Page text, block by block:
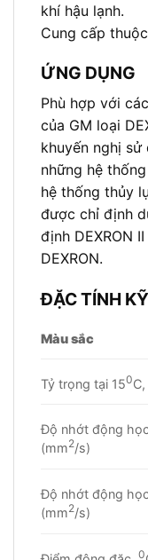
khí hậu lạnh.
Cung cấp
ỨNG DỤNG
Phù hợp với
của GM loại
khuyến nghị
những hệ
hệ thống thủy
được chỉ định
định DEXRON
DEXRON.
ĐẶC TÍNH
Màu sắc
Tỷ trọng tại 150
Độ nhớt động
(mm2/s)
Độ nhớt động
(mm2/s)
0